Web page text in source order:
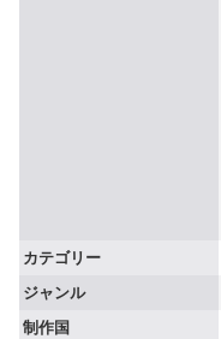
カテゴリー
ジャンル
制作国